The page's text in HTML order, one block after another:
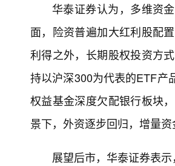
华泰证券认为，多维资
面，险资普遍加大红利股配
利得之外，长期股权投资方
持以沪深300为代表的ETF产
权益基金深度欠配银行板块
景下，外资逐步回归，增量
展望后市，华泰证券表